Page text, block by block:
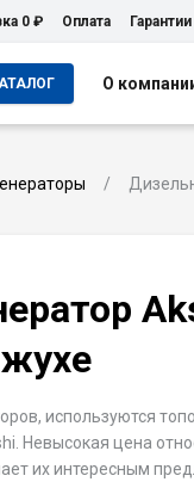
0 ₽ Оплата
О
используются
Невысокая цена
их интересным